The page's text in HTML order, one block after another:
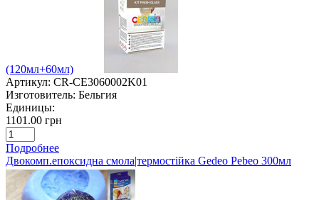
(120мл+60мл)
Артикул: CR-CE3060002K01
Изготовитель: Бельгия
Единицы:
1101.00 грн
Подробнее
Двокомп.епоксидна смола|термостійка Gedeo Pebeo 300мл